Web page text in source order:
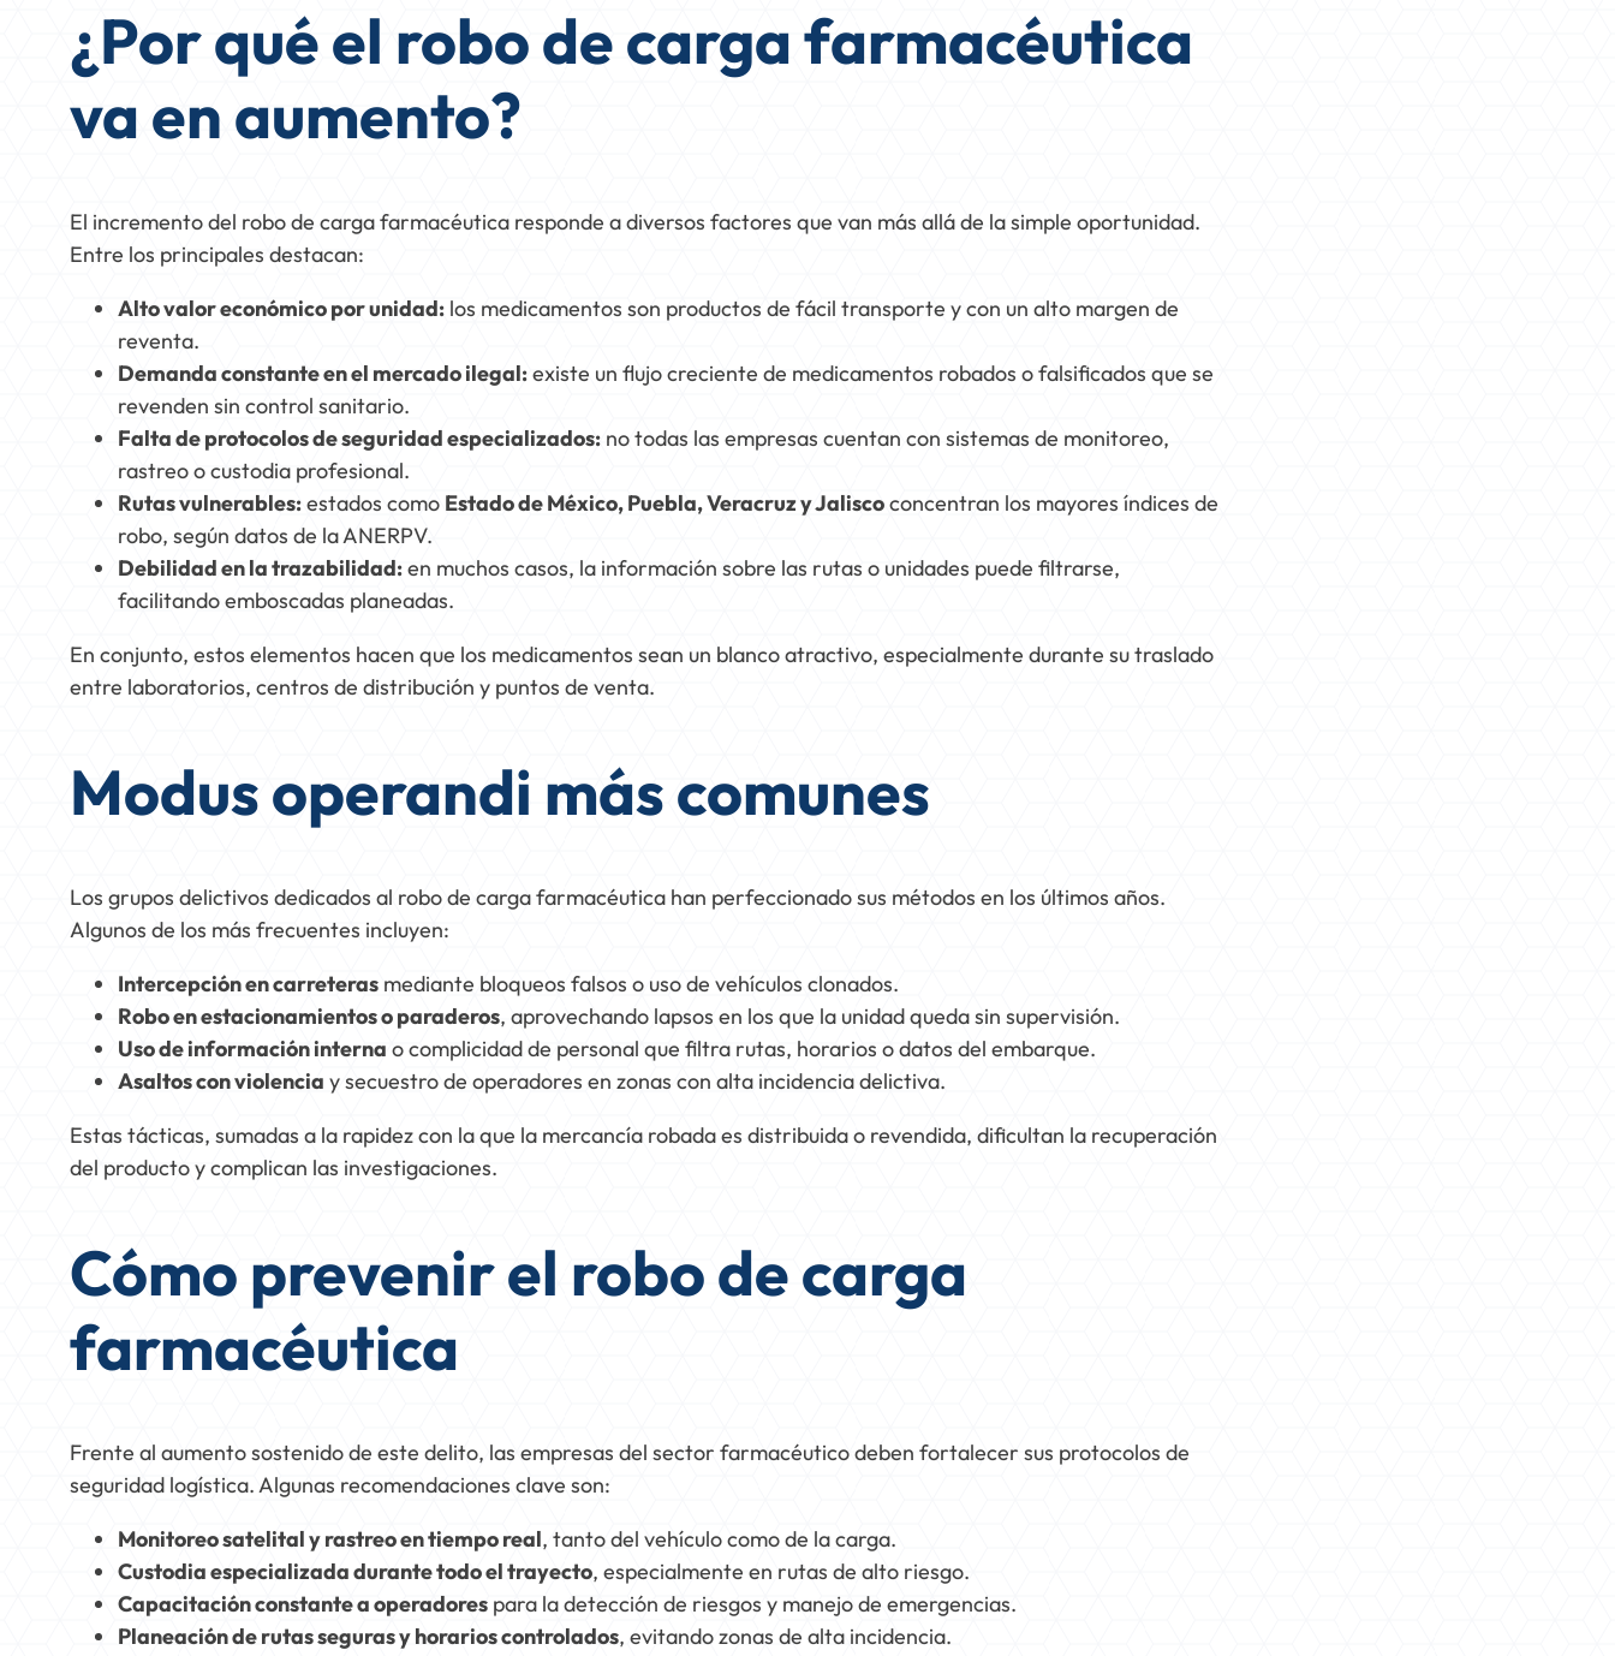
¿Por qué el robo de carga farmacéutica
va en aumento?
El incremento del robo de carga farmacéutica responde a diversos factores que van más allá de la simple oportunidad.
Entre los principales destacan:
Alto valor económico por unidad: los medicamentos son productos de fácil transporte y con un alto margen de
reventa.
Demanda constante en el mercado ilegal:existe un flujo creciente de medicamentos robados o falsificados que se
revenden sin control sanitario.
Falta de protocolos de seguridad especializados: no todas las empresas cuentan con sistemas de monitoreo,
rastreo o custodia profesional.
Rutas vulnerables:estados como Estado de México, Puebla, Veracruz y Jaliscoconcentran los mayores índices de
robo, según datos de la ANERPV.
Debilidad en la trazabilidad:en muchos casos, la información sobre las rutas o unidades puede filtrarse,
facilitando emboscadas planeadas.
En conjunto, estos elementos hacen que los medicamentos sean un blanco atractivo, especialmente durante su traslado
entre laboratorios, centros de distribución y puntos de venta.
Modus operandi más comunes
Los grupos delictivos dedicados al robo de carga farmacéutica han perfeccionado sus métodos en los últimos años.
Algunos de los más frecuentes incluyen:
Intercepción en carreteras mediante bloqueos falsos o uso de vehículos clonados.
Robo en estacionamientos o paraderos, aprovechando lapsos en los que la unidad queda sin supervisión.
Uso de información interna o complicidad de personal que filtra rutas, horarios o datos del embarque.
Asaltos con violencia y secuestro de operadores en zonas con alta incidencia delictiva.
Estas tácticas, sumadas a la rapidez con la que la mercancía robada es distribuida o revendida, dificultan la recuperación
del producto y complican las investigaciones.
Cómo prevenir el robo de carga
farmacéutica
Frente al aumento sostenido de este delito, las empresas del sector farmacéutico deben fortalecer sus protocolos de
seguridad logística. Algunas recomendaciones clave son:
Monitoreo satelital y rastreo en tiempo real, tanto del vehículo como de la carga.
Custodia especializada durante todo el trayecto, especialmente en rutas de alto riesgo.
Capacitación constante a operadores para la detección de riesgos y manejo de emergencias.
Planeación de rutas seguras y horarios controlados, evitando zonas de alta incidencia.